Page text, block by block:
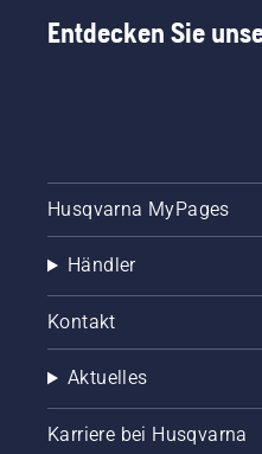
Entdecken Sie
Husqvarna MyPages
Händler
Kontakt
Aktuelles
Karriere bei Husqvarna